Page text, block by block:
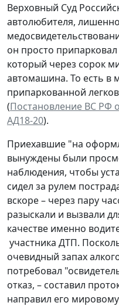
Верховный Суд
автолюбителя,
он просто
который через сорок
автомашина. То есть в
припаркованной
(Постановление ВС РФ
АД18-20).
Приехавшие "на
вынуждены были
наблюдения, чтобы
сидел за рулем
вскоре – через пару
разыскали и вызвали
качестве именно
участника ДТП.
очевидный запах
потребовал
отказ, – составил
направил его